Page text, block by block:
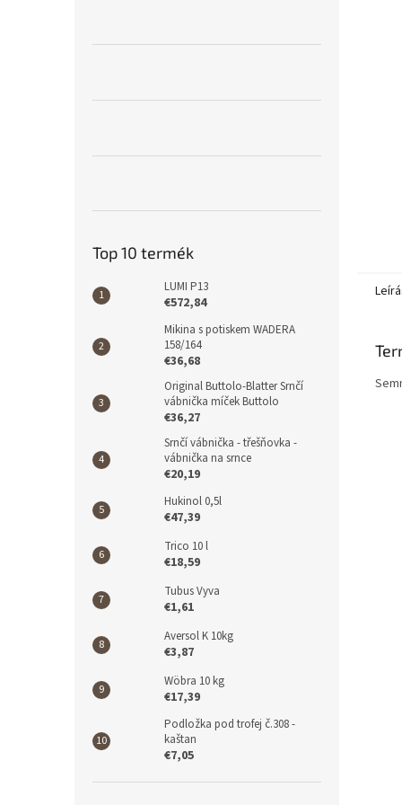
Top 10 termék
LUMI P13
€572,84
Mikina s potiskem WADERA
158/164
€36,68
Original Buttolo-Blatter Srnčí
vábnička míček Buttolo
€36,27
Srnčí vábnička - třešňovka -
vábnička na srnce
€20,19
Hukinol 0,5l
€47,39
Trico 10 l
€18,59
Tubus Vyva
€1,61
Aversol K 10kg
€3,87
Wöbra 10 kg
€17,39
Podložka pod trofej č.308 -
kaštan
€7,05